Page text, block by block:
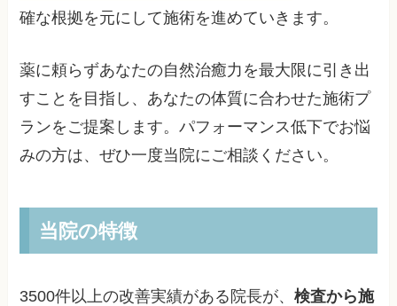
確な根拠を元にして施術を進めていきます。
薬に頼らずあなたの自然治癒力を最大限に引き出
すことを目指し、あなたの体質に合わせた施術プ
ランをご提案します。パフォーマンス低下でお悩
みの方は、ぜひ一度当院にご相談ください。
当院の特徴
3500件以上の改善実績がある院長が、検査から施